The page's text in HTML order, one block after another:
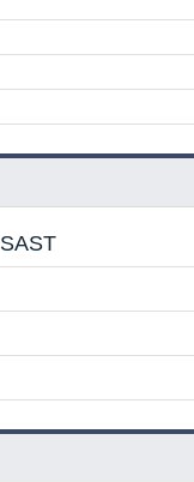
SAST